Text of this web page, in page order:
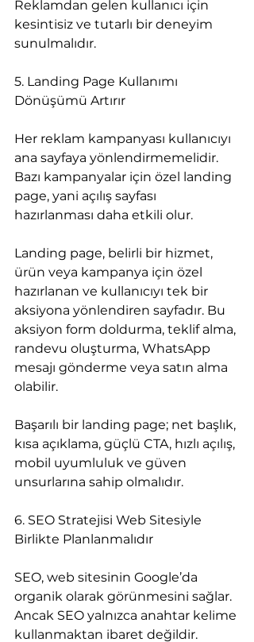
Reklamdan gelen kullanıcı için
kesintisiz ve tutarlı bir deneyim
sunulmalıdır.
5. Landing Page Kullanımı
Dönüşümü Artırır
Her reklam kampanyası kullanıcıyı
ana sayfaya yönlendirmemelidir.
Bazı kampanyalar için özel landing
page, yani açılış sayfası
hazırlanması daha etkili olur.
Landing page, belirli bir hizmet,
ürün veya kampanya için özel
hazırlanan ve kullanıcıyı tek bir
aksiyona yönlendiren sayfadır. Bu
aksiyon form doldurma, teklif alma,
randevu oluşturma, WhatsApp
mesajı gönderme veya satın alma
olabilir.
Başarılı bir landing page; net başlık,
kısa açıklama, güçlü CTA, hızlı açılış,
mobil uyumluluk ve güven
unsurlarına sahip olmalıdır.
6. SEO Stratejisi Web Sitesiyle
Birlikte Planlanmalıdır
SEO, web sitesinin Google’da
organik olarak görünmesini sağlar.
Ancak SEO yalnızca anahtar kelime
kullanmaktan ibaret değildir.